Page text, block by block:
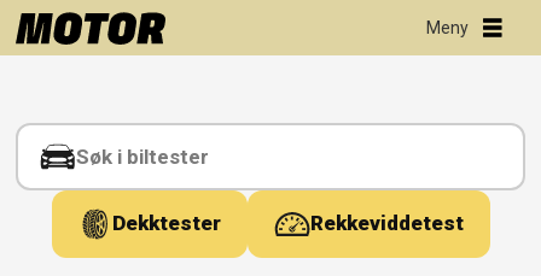
Tag:
explorer
Dekktester Rekkeviddetest